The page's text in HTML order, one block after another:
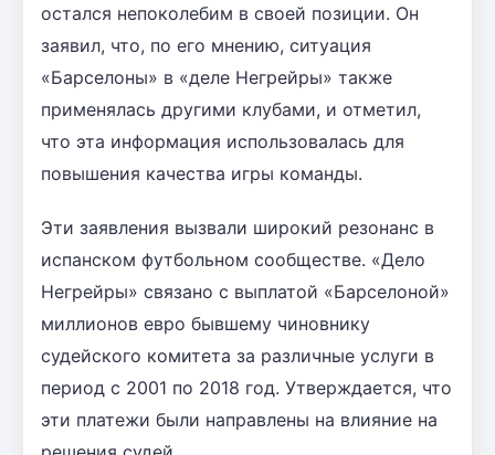
остался непоколебим в своей позиции. Он
заявил, что, по его мнению, ситуация
«Барселоны» в «деле Негрейры» также
применялась другими клубами, и отметил,
что эта информация использовалась для
повышения качества игры команды.
Эти заявления вызвали широкий резонанс в
испанском футбольном сообществе. «Дело
Негрейры» связано с выплатой «Барселоной»
миллионов евро бывшему чиновнику
судейского комитета за различные услуги в
период с 2001 по 2018 год. Утверждается, что
эти платежи были направлены на влияние на